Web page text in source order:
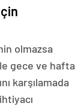
olmazsa
gece ve hafta
karşılamada